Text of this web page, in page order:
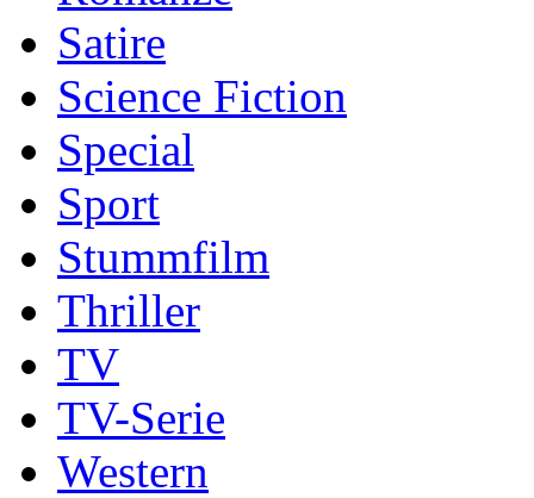
Satire
Science Fiction
Special
Sport
Stummfilm
Thriller
TV
TV-Serie
Western